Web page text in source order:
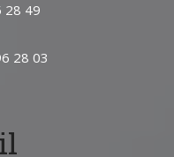
28 49
28 03